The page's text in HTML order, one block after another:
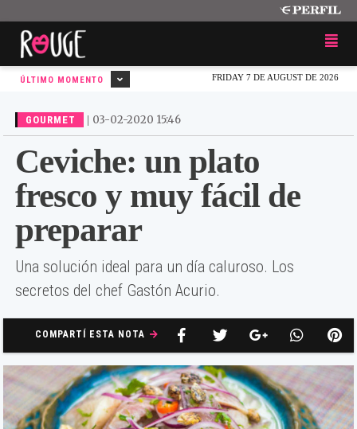
FRIDAY 7 DE AUGUST DE 2026
ÚLTIMO MOMENTO
GOURMET | 03-02-2020 15:46
Ceviche: un plato
fresco y muy fácil de
preparar
Una solución ideal para un día caluroso. Los
secretos del chef Gastón Acurio.
COMPARTÍ ESTA NOTA